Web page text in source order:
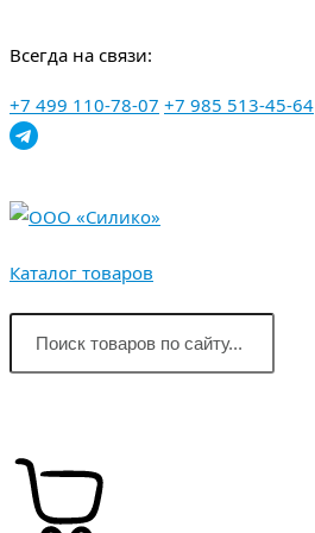
к
Всегда на связи:
+7 499 110-78-07 +7 985 513-45-64
Каталог товаров